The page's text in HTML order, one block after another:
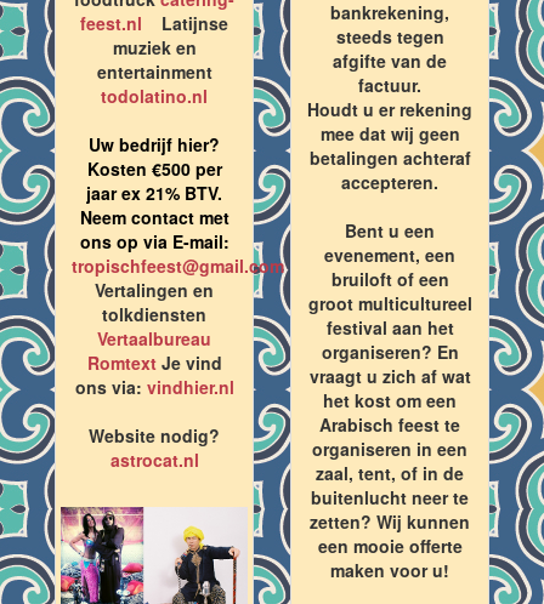
feest.nl Latijnse
muziek en
entertainment
todolatino.nl
Uw bedrijf hier?
Kosten €500 per
jaar ex 21% BTV.
Neem contact met
ons op via E-mail:
tropischfeest@gmail.com
Vertalingen en
tolkdiensten
Vertaalbureau
RomtextJe vind
ons via: vindhier.nl
Website nodig?
astrocat.nl
bankrekening,
steeds tegen
afgifte van de
factuur.
Houdt u er rekening
mee dat wij geen
betalingen achteraf
accepteren.
Bent u een
evenement, een
bruiloft of een
groot multicultureel
festival aan het
organiseren? En
vraagt u zich af wat
het kost om een
Arabisch feest te
organiseren in een
zaal, tent, of in de
buitenlucht neer te
zetten? Wij kunnen
een mooie offerte
maken voor u!